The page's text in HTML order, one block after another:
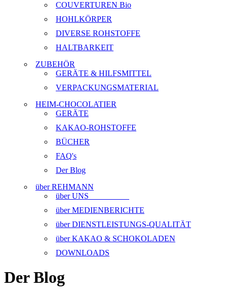
COUVERTUREN Bio
HOHLKÖRPER
DIVERSE ROHSTOFFE
HALTBARKEIT
ZUBEHÖR
GERÄTE & HILFSMITTEL
VERPACKUNGSMATERIAL
HEIM-CHOCOLATIER
GERÄTE
KAKAO-ROHSTOFFE
BÜCHER
FAQ's
Der Blog
über REHMANN
über UNS
über MEDIENBERICHTE
über DIENSTLEISTUNGS-QUALITÄT
über KAKAO & SCHOKOLADEN
DOWNLOADS
Der Blog